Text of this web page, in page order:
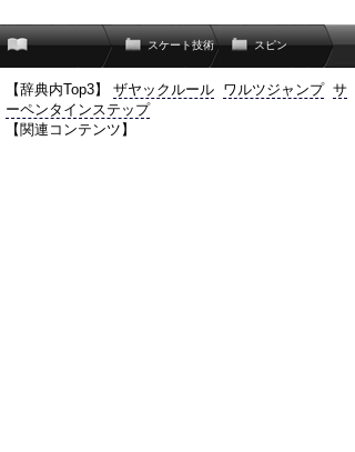
スケート技術 スピン
【辞典内Top3】 ザヤックルール ワルツジャンプ サ
ーペンタインステップ
【関連コンテンツ】